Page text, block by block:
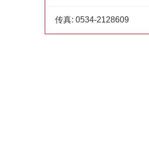
传真: 0534-2128609